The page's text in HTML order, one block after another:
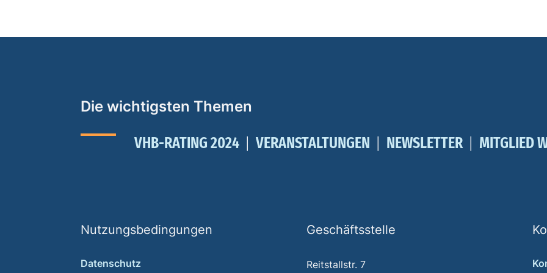
Die wichtigsten Themen
VHB-RATING 2024 VERANSTALTUNGEN NEWSLETTER MITGLIED
Nutzungsbedingungen
Datenschutz
Geschäftsstelle
Reitstallstr. 7